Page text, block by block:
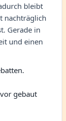
bleibt
nachträglich
Gerade in
und einen
gebaut